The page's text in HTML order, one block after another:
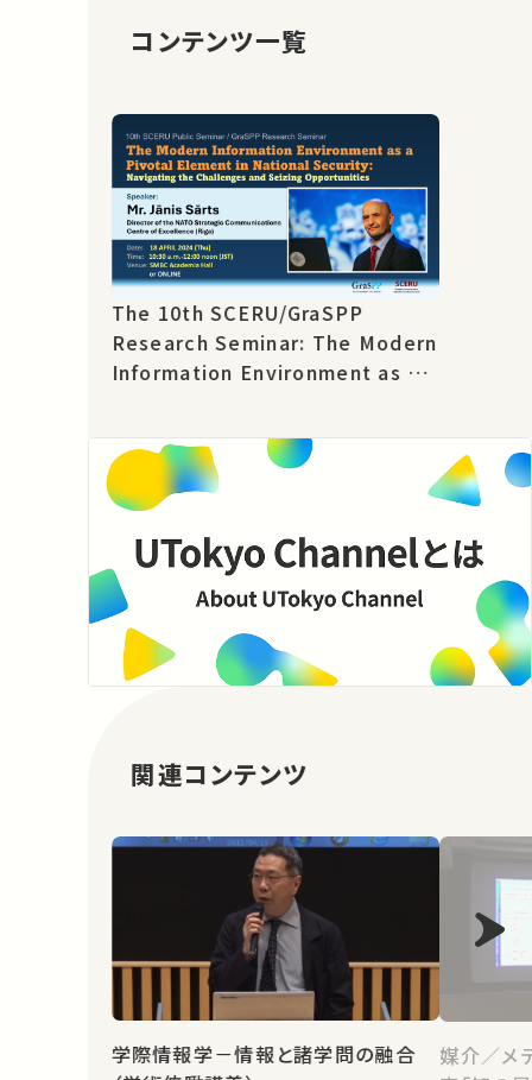
コンテンツ一覧
The 10th SCERU/GraSPP
Research Seminar: The Modern
Information Environment as a
Security [EN]
関連コンテンツ
学際情報学－情報と諸学問の融合
媒介／メ